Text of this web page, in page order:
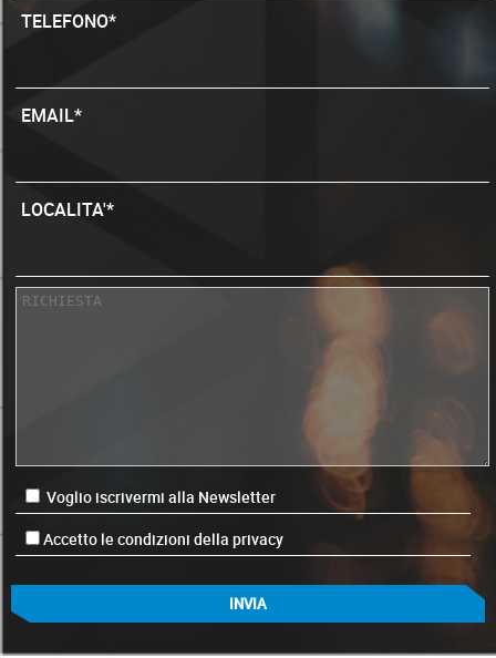
TELEFONO*
EMAIL*
LOCALITA'*
Voglio iscrivermi alla Newsletter
Accetto le condizioni della privacy